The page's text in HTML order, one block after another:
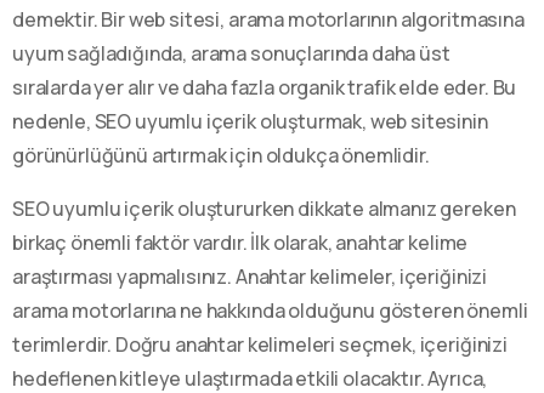
demektir. Bir web sitesi, arama motorlarının algoritmasına
uyum sağladığında, arama sonuçlarında daha üst
sıralarda yer alır ve daha fazla organik trafik elde eder. Bu
nedenle, SEO uyumlu içerik oluşturmak, web sitesinin
görünürlüğünü artırmak için oldukça önemlidir.
SEO uyumlu içerik oluştururken dikkate almanız gereken
birkaç önemli faktör vardır. İlk olarak, anahtar kelime
araştırması yapmalısınız. Anahtar kelimeler, içeriğinizi
arama motorlarına ne hakkında olduğunu gösteren önemli
terimlerdir. Doğru anahtar kelimeleri seçmek, içeriğinizi
hedeflenen kitleye ulaştırmada etkili olacaktır. Ayrıca,